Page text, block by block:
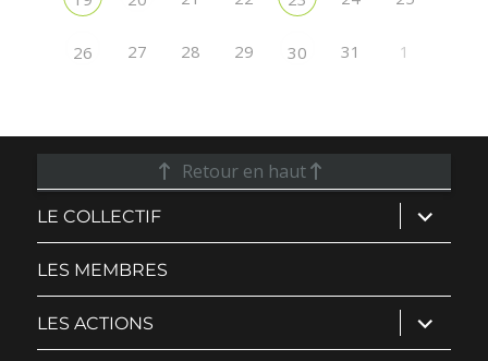
26 27 28 29 30 31 1
Retour en haut
LE COLLECTIF ouvrir
le
sous-
LES MEMBRES
LES ACTIONS ouvrir
le
sous-